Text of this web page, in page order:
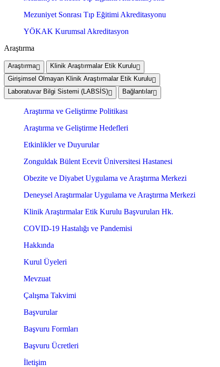
Mezuniyet Sonrası Tıp Eğitimi Akreditasyonu
YÖKAK Kurumsal Akreditasyon
Araştırma
Araştırma
Klinik Araştırmalar Etik Kurulu
Girişimsel Olmayan Klinik Araştırmalar Etik Kurulu
Laboratuvar Bilgi Sistemi (LABSİS)
Bağlantılar
Araştırma ve Geliştirme Politikası
Araştırma ve Geliştirme Hedefleri
Etkinlikler ve Duyurular
Zonguldak Bülent Ecevit Üniversitesi Hastanesi
Obezite ve Diyabet Uygulama ve Araştırma Merkezi
Deneysel Araştırmalar Uygulama ve Araştırma Merkezi
Klinik Araştırmalar Etik Kurulu Başvuruları Hk.
COVID-19 Hastalığı ve Pandemisi
Hakkında
Kurul Üyeleri
Mevzuat
Çalışma Takvimi
Başvurular
Başvuru Formları
Başvuru Ücretleri
İletişim